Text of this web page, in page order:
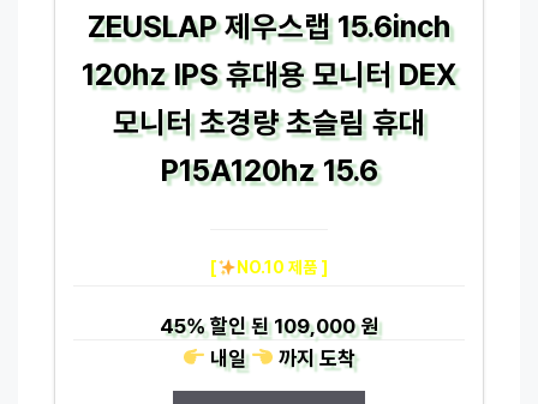
ZEUSLAP 제우스랩 15.6inch
120hz IPS 휴대용 모니터 DEX
모니터 초경량 초슬림 휴대
P15A120hz 15.6
[ NO.10 제품 ]
45%할인 된109,000 원
내일
까지도착